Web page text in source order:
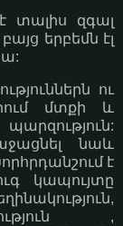
տալիս զգալ
երբեմն էլ
ու
մտքի և
նաև
է
կապույտը
,